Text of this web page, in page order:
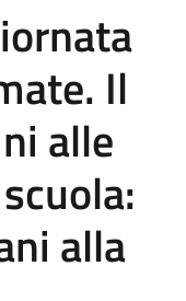
Il
alle
alla